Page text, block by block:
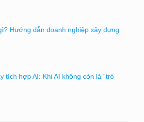
Hướng dẫn doanh nghiệp xây dựng
tích hợp AI: Khi AI không còn là “trò